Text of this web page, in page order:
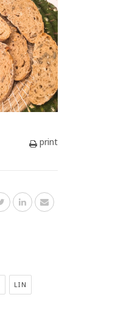
print
LIN